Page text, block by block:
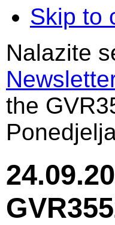
Skip to
Nalazite
the